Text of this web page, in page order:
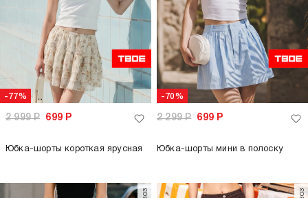
-77%
2 999Р 699 Р
Юбка-шорты короткая ярусная
-70%
2 299Р 699 Р
Юбка-шорты мини в полоску